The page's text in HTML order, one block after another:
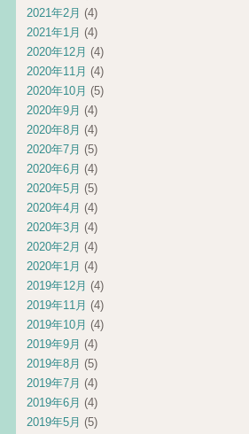
2021年2月 (4)
2021年1月 (4)
2020年12月 (4)
2020年11月 (4)
2020年10月 (5)
2020年9月 (4)
2020年8月 (4)
2020年7月 (5)
2020年6月 (4)
2020年5月 (5)
2020年4月 (4)
2020年3月 (4)
2020年2月 (4)
2020年1月 (4)
2019年12月 (4)
2019年11月 (4)
2019年10月 (4)
2019年9月 (4)
2019年8月 (5)
2019年7月 (4)
2019年6月 (4)
2019年5月 (5)